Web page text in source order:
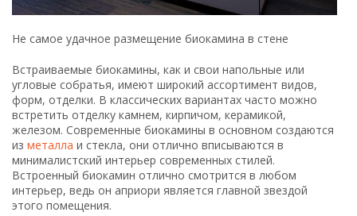
Не самое удачное размещение биокамина в стене
Встраиваемые биокамины, как и свои напольные или
угловые собратья, имеют широкий ассортимент видов,
форм, отделки. В классических вариантах часто можно
встретить отделку камнем, кирпичом, керамикой,
железом. Современные биокамины в основном создаются
из металла и стекла, они отлично вписываются в
минималистский интерьер современных стилей.
Встроенный биокамин отлично смотрится в любом
интерьер, ведь он априори является главной звездой
этого помещения.